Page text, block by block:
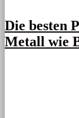
Die besten
Metall wie